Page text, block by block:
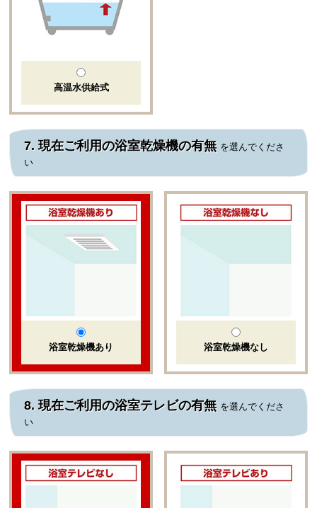
高温水供給式
7. 現在ご利用の浴室乾燥機の有無 を選んでくださ
い
浴室乾燥機あり 浴室乾燥機なし
8. 現在ご利用の浴室テレビの有無 を選んでくださ
い